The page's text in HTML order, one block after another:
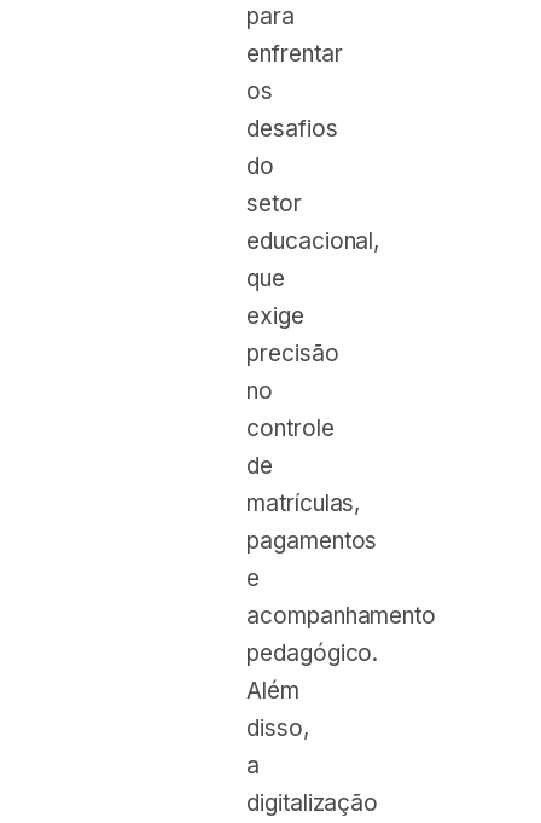
para
enfrentar
os
desafios
do
setor
educacional,
que
exige
precisão
no
controle
de
matrículas,
pagamentos
e
acompanhamento
pedagógico.
Além
disso,
a
digitalização